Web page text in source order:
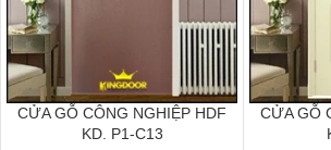
CỬA GỖ CÔNG NGHIỆP HDF
KD. P1-C13
CỬA GỖ